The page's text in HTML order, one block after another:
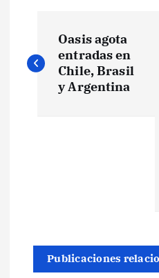
a
Oasis agota
entradas en
Chile, Brasil
y Argentina
Publicaciones